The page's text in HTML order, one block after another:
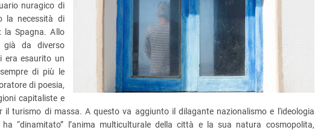
nuragico di
la necessità di
la Spagna. Allo
già da diverso
era esaurito un
di più le
di poesia,
capitaliste e
il turismo di massa. A questo va aggiunto il dilagante nazionalismo e l'ideologia
“dinamitato” l’anima multiculturale della città e la sua natura cosmopolita,